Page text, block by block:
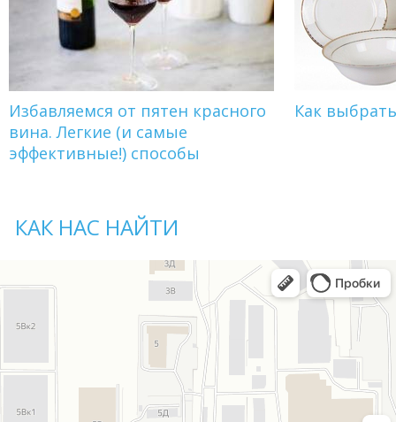
Избавляемся от пятен красного
вина. Легкие (и самые
эффективные!) способы
Как
КАК НАС НАЙТИ